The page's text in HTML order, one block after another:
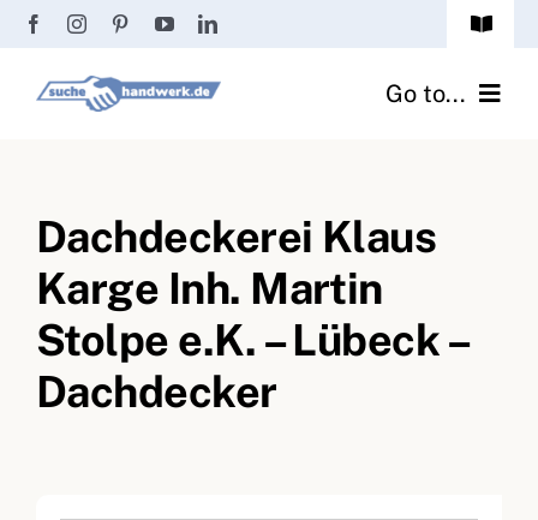
Zum
springen
Toggle
Passwort vergessen? Go to...
Fliesenrechner
Handwerker Ratgeber
Wir über uns
Dachdeckerei Klaus
Karge Inh. Martin
Stolpe e.K. – Lübeck –
Dachdecker